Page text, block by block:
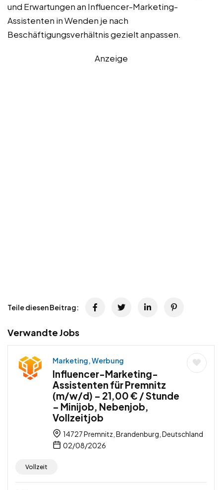
und Erwartungen an Influencer-Marketing-
Assistenten in Wenden je nach
Beschäftigungsverhältnis gezielt anpassen.
Anzeige
Teile diesen Beitrag:
Verwandte Jobs
Marketing, Werbung
Influencer-Marketing-
Assistenten für Premnitz
(m/w/d) – 21,00 € / Stunde
– Minijob, Nebenjob,
Vollzeitjob
14727 Premnitz, Brandenburg, Deutschland
02/08/2026
Vollzeit